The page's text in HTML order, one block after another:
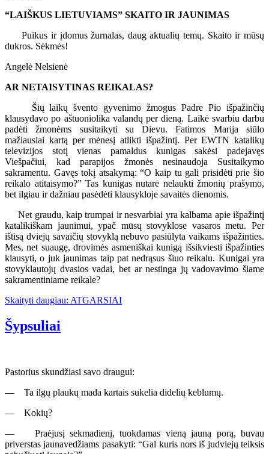
“LAIŠKUS LIETUVIAMS” SKAITO IR JAUNIMAS
Puikus ir įdomus žurnalas, daug aktualių temų. Skaito ir mūsų
dukros. Sėkmės!
Angelė Nelsienė
AR NETAISYTINAS REIKALAS?
Šių laikų švento gyvenimo žmogus Padre Pio išpažinčių
klausydavo po aštuoniolika valandų per dieną. Laikė svarbiu darbu
padėti žmonėms susitaikyti su Dievu. Fatimos Marija siūlo
mažiausiai kartą per mėnesį atlikti išpažintį. Per EWTN katalikų
televizijos stotį vienas pamaldus kunigas sakėsi padejavęs
Viešpačiui, kad parapijos žmonės nesinaudoja Susitaikymo
sakramentu. Gavęs tokį atsakymą: “O kaip tu gali prisidėti prie šio
reikalo atitaisymo?” Tas kunigas nutarė nelaukti žmonių prašymo,
bet ilgiau ir dažniau pasėdėti klausykloje savaitės dienomis.
Net graudu, kaip trumpai ir nesvarbiai yra kalbama apie išpažintį
katalikiškam jaunimui, ypač mūsų stovyklose vasaros metu. Per
ištisą dviejų savaičių stovyklą nebuvo pasiūlyta vaikams išpažinties.
Mes, net suaugę, drovimės asmeniškai kunigą išsikviesti išpažinties
klausyti, o juk jaunimas taip pat nedrąsus šiuo reikalu. Kunigai yra
stovyklautojų dvasios vadai, bet ar nestinga jų vadovavimo šiame
sakramentiniame reikale?
Skaityti daugiau: ATGARSIAI
Šypsuliai
Pastorius skundžiasi savo draugui:
— Ta ilgų plaukų mada kartais sukelia didelių keblumų.
— Kokių?
— Praėjusį sekmadienį, tuokdamas vieną jauną porą, buvau
priverstas jaunavedžiams pasakyti: “Gal kuris nors iš judviejų teiksis